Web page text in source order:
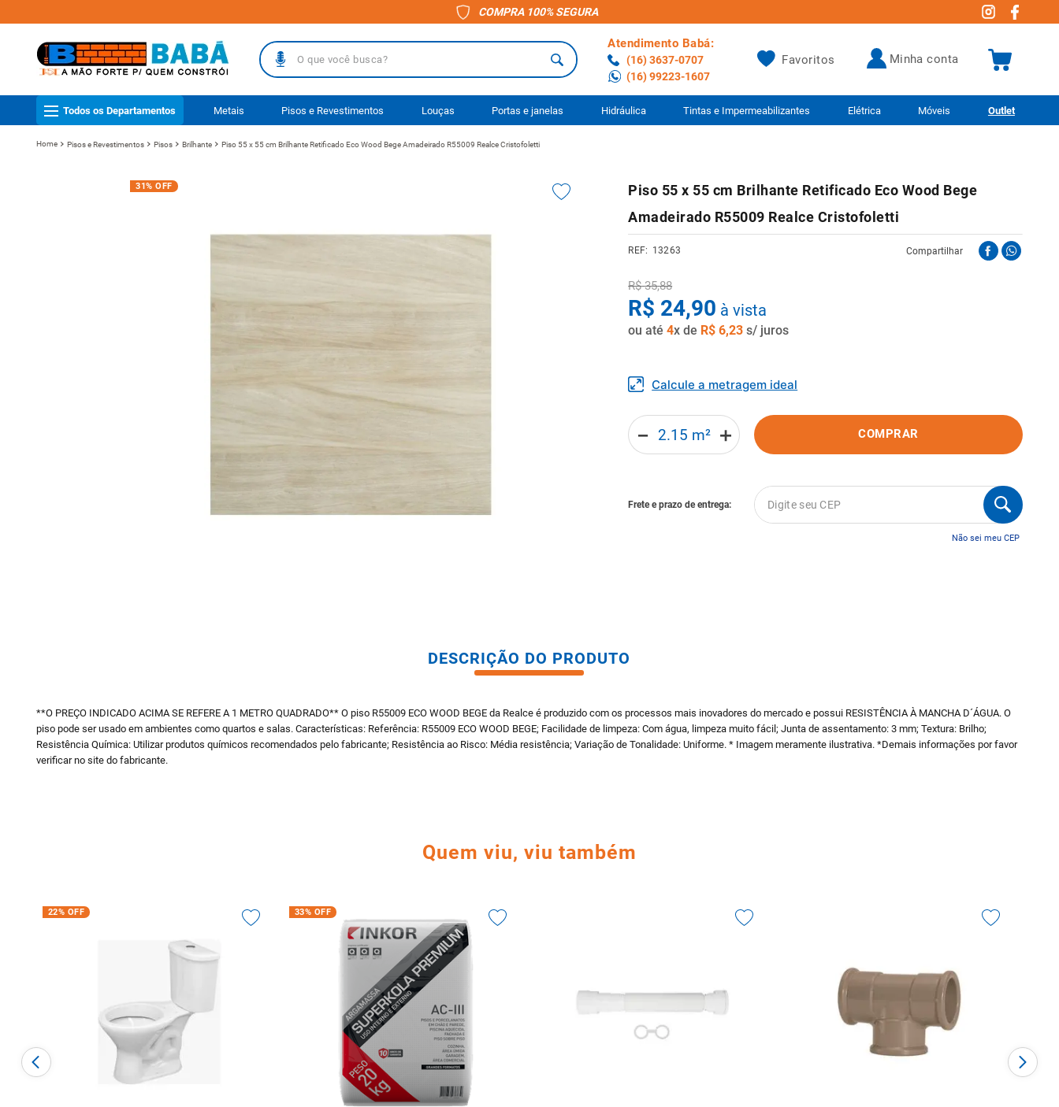
COMPRA 100% SEGURA
O que você busca? Atendimento Babá:
(16) 3637-0707
(16) 99223-1607
Favoritos minha conta
Todos os Departamentos Metais Pisos e Revestimentos Louças Portas e janelas Hidráulica Tintas e Impermeabilizantes Elétrica Móveis Outlet
Pisos e Revestimentos Pisos Brilhante Piso 55 x 55 cm Brilhante Retificado Eco Wood Bege Amadeirado R55009 Realce Cristofoletti
31% OFF
Piso 55 x 55 cm Brilhante Retificado Eco Wood Bege
Amadeirado R55009 Realce Cristofoletti
13263 Compartilhar
R$ 35,88
R$ 24,90 à vista
ou até4x de R$ 6,23 s/ juros
Calcule a metragem ideal
＋
－ COMPRAR
Não sei meu CEP
DESCRIÇÃO DO PRODUTO
**O PREÇO INDICADO ACIMA SE REFERE A 1 METRO QUADRADO** O piso R55009 ECO WOOD BEGE da Realce é produzido com os processos mais inovadores do mercado e possui RESISTÊNCIA À MANCHA D´ÁGUA. O
piso pode ser usado em ambientes como quartos e salas. Características: Referência: R55009 ECO WOOD BEGE; Facilidade de limpeza: Com água, limpeza muito fácil; Junta de assentamento: 3 mm; Textura: Brilho;
Resistência Química: Utilizar produtos químicos recomendados pelo fabricante; Resistência ao Risco: Média resistência; Variação de Tonalidade: Uniforme. * Imagem meramente ilustrativa. *Demais informações por favor
verificar no site do fabricante.
Quem viu, viu também
22% OFF 33% OFF
TERMOS MAIS BUSCADOS
1º piso
5º revestimento